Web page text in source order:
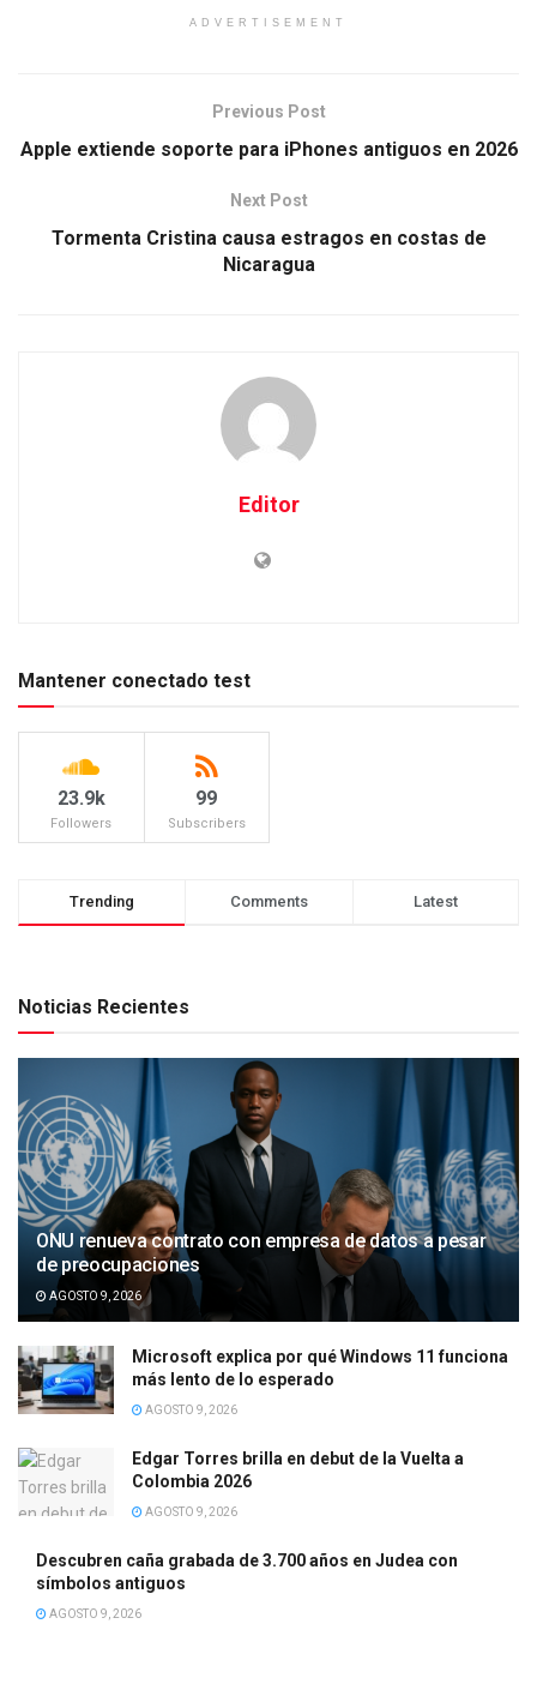
ADVERTISEMENT
Previous Post
Apple extiende soporte para iPhones antiguos en 2026
Next Post
Tormenta Cristina causa estragos en costas de
Nicaragua
Editor
Mantener conectado test
23.9k
Followers
99
Subscribers
Trending Comments Latest
Noticias Recientes
ONU renueva contrato con empresa de datos a pesar
de preocupaciones
AGOSTO 9, 2026
Microsoft explica por qué Windows 11 funciona
más lento de lo esperado
AGOSTO 9, 2026
Edgar Torres brilla en debut de la Vuelta a
Colombia 2026
AGOSTO 9, 2026
Descubren caña grabada de 3.700 años en Judea con
símbolos antiguos
AGOSTO 9, 2026